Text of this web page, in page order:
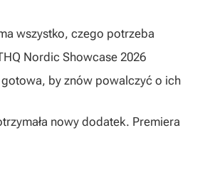
wszystko, czego potrzeba
Nordic Showcase 2026
by znów powalczyć o ich
nowy dodatek. Premiera